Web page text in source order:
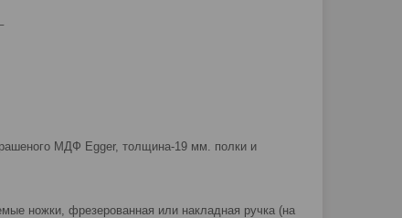
МДФ Egger, толщина-19 мм. полки и
ножки, фрезерованная или накладная ручка (на